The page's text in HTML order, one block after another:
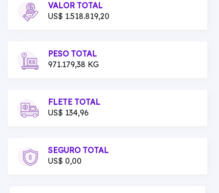
VALOR TOTAL
US$ 1.518.819,20
PESO TOTAL
971.179,38 KG
FLETE TOTAL
US$ 134,96
SEGURO TOTAL
US$ 0,00